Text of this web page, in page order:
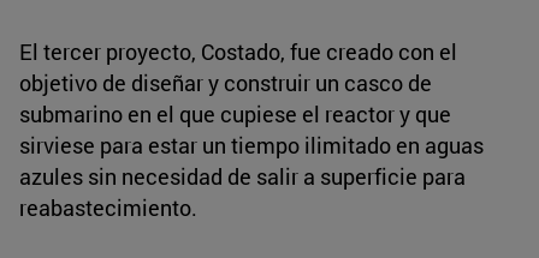
El tercer proyecto, Costado, fue creado con el
objetivo de diseñar y construir un casco de
submarino en el que cupiese el reactor y que
sirviese para estar un tiempo ilimitado en aguas
azules sin necesidad de salir a superficie para
reabastecimiento.